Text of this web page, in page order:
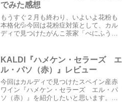
でみた感想
もうすぐ２月も終わり、いよいよ花粉も
本格化💦今回は花粉症対策として、カル
ディで見つけたがんこ茶家「べにふう
も合わせてご覧ください→『早めが肝
心！！ネトルリーフティーで黄...
KALDI『ハメケン・セラーズ エ
ル・パソ（赤）』レビュー
今回はカルディで見つけたスペイン産赤
ワイン『ハメケン・セラーズ エル・パ
ソ（赤）』を紹介したいと思います。カ